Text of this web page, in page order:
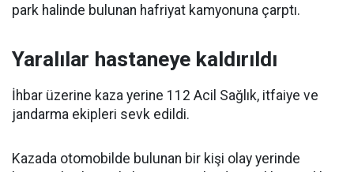
park halinde bulunan hafriyat kamyonuna çarptı.
Yaralılar hastaneye kaldırıldı
İhbar üzerine kaza yerine 112 Acil Sağlık, itfaiye ve
jandarma ekipleri sevk edildi.
Kazada otomobilde bulunan bir kişi olay yerinde